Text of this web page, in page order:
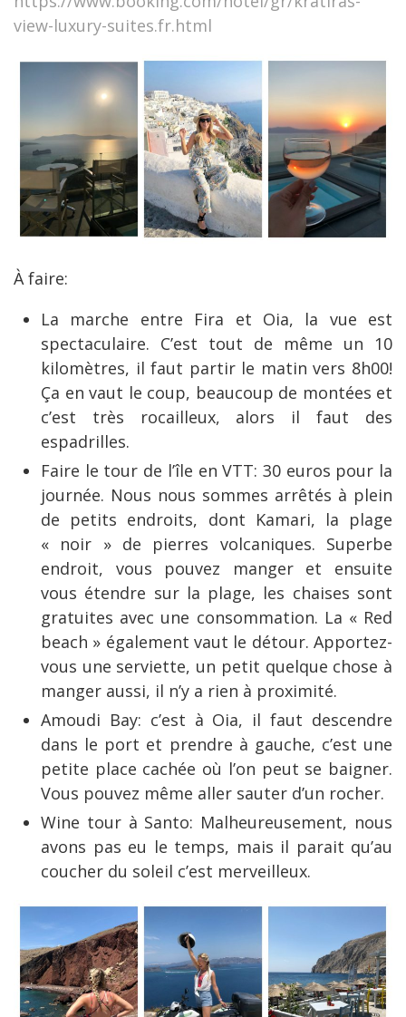
view-luxury-suites.fr.html
À faire:
La marche entre Fira et Oia, la vue est
spectaculaire. C’est tout de même un 10
kilomètres, il faut partir le matin vers 8h00!
Ça en vaut le coup, beaucoup de montées et
c’est très rocailleux, alors il faut des
espadrilles.
Faire le tour de l’île en VTT: 30 euros pour la
journée. Nous nous sommes arrêtés à plein
de petits endroits, dont Kamari, la plage
« noir » de pierres volcaniques. Superbe
endroit, vous pouvez manger et ensuite
vous étendre sur la plage, les chaises sont
gratuites avec une consommation. La « Red
beach » également vaut le détour. Apportez-
vous une serviette, un petit quelque chose à
manger aussi, il n’y a rien à proximité.
Amoudi Bay: c’est à Oia, il faut descendre
dans le port et prendre à gauche, c’est une
petite place cachée où l’on peut se baigner.
Vous pouvez même aller sauter d’un rocher.
Wine tour à Santo: Malheureusement, nous
avons pas eu le temps, mais il parait qu’au
coucher du soleil c’est merveilleux.